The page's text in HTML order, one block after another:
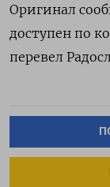
Оригинал
доступен по
перевел